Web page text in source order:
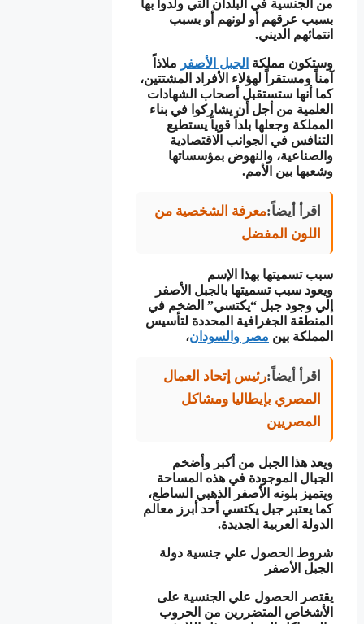
من الجنسية في البلدان التي ولدوا بها
بسبب عرقهم أو لونهم أو بسبب
انتمائهم الديني.
وستكون مملكة الجبل الأصفر ملاذاً
آمناً ومستقراً لهؤلاء الأفراد المشتتين،
كما أنها ستستقبل أصحاب الشهادات
العلمية من أجل أن يشاركوا في بناء
المملكة وجعلها بلداً قوياً يستطيع
التنافس في الجوانب الاقتصادية
والصناعية، والنهوض بمؤسساتها
وشعبها بين الأمم.
اقرأ أيضاً:معرفة الشخصية من
اللون المفضل
سبب تسميتها بهذا الإسم
ويعود سبب تسميتها بالجبل الأصفر
إلي وجود جبل “يكتسي” الضخم في
المنطقة الجغرافية المحددة لتأسيس
المملكة بين مصر والسودان،
اقرأ أيضاً:رئيس إتحاد العمال
المصري بإيطاليا ومشاكل
المصريين
ويعد هذا الجبل من أكبر وأضخم
الجبال الموجودة في هذه المساحة
ويتميز بلونه الأصفر الذهبي الساطع،
كما يعتبر جبل يكتسي أحد أبرز معالم
الدولة العربية الجديدة.
شروط الحصول علي جنسية دولة
الجبل الأصفر
يقتصر الحصول علي الجنسية على
الأشخاص المتضررين من الحروب